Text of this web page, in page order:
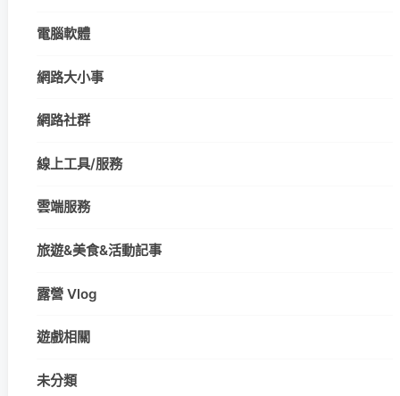
電腦軟體
網路大小事
網路社群
線上工具/服務
雲端服務
旅遊&美食&活動記事
露營 Vlog
遊戲相關
未分類